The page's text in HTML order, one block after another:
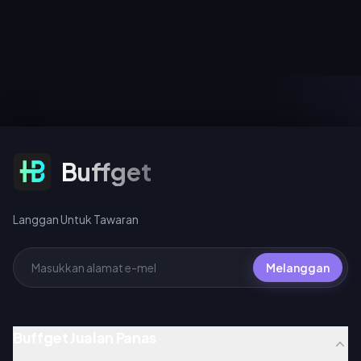
Langgan Untuk Tawaran
Buffget
Langgan Untuk Tawaran
Melanggan